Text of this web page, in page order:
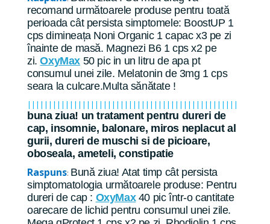
recomand următoarele produse pentru toată
perioada cât persista simptomele: BoostUP 1
cps dimineața Noni Organic 1 capac x3 pe zi
înainte de masă. Magnezi B6 1 cps x2 pe
zi.OxyMax 50 pic in un litru de apa pt
consumul unei zile. Melatonin de 3mg 1 cps
seara la culcare.Multa sănătate !
||||||||||||||||||||||||||||||||||||||||||||||||||
buna ziua! un tratament pentru dureri de
cap, insomnie, balonare, miros neplacut al
gurii, dureri de muschi si de picioare,
oboseala, ameteli, constipatie
Raspuns: Bună ziua! Atat timp cât persista
simptomatologia următoarele produse: Pentru
dureri de cap : OxyMax 40 pic într-o cantitate
oarecare de lichid pentru consumul unei zile.